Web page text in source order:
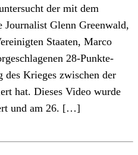
der mit dem
Journalist Glenn Greenwald,
Staaten, Marco
28-Punkte-
des Krieges zwischen der
hat. Dieses Video wurde
und am 26. […]